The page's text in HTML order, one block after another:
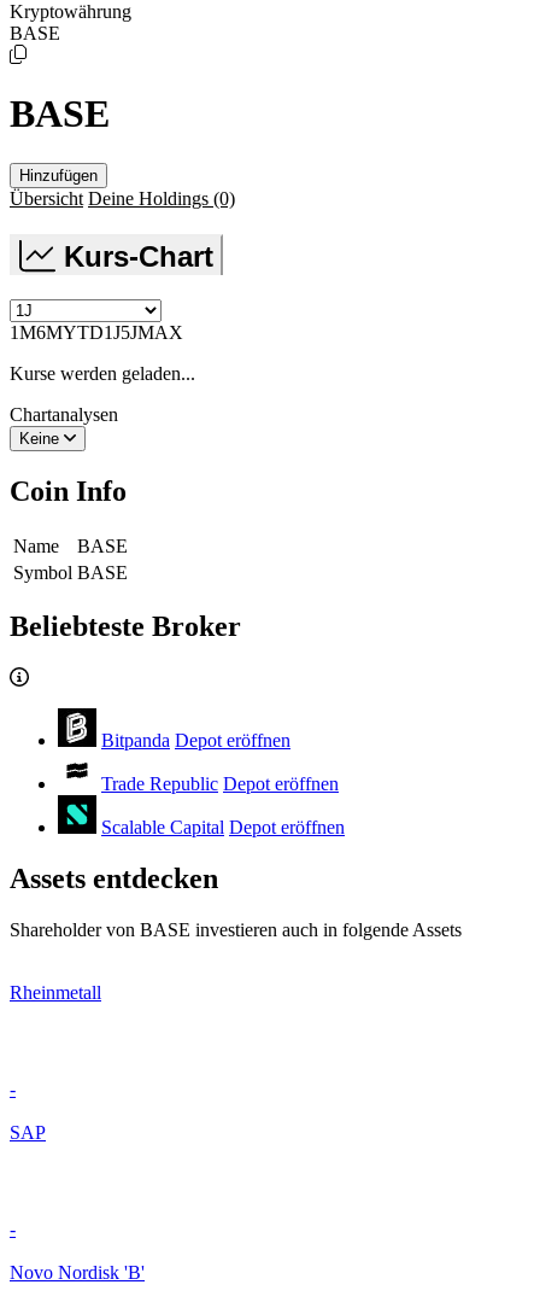
Kryptowährung
BASE
BASE
Hinzufügen
Übersicht Deine Holdings (0)
Kurs-Chart
1M6MYTD1J5JMAX
Kurse werden geladen...
Chartanalysen
Keine
Coin Info
Name
BASE
Symbol BASE
Beliebteste Broker
Bitpanda Depot eröffnen
Trade Republic Depot eröffnen
Scalable Capital Depot eröffnen
Assets entdecken
Shareholder von BASE investieren auch in folgende Assets
Rheinmetall
-
SAP
-
Novo Nordisk 'B'